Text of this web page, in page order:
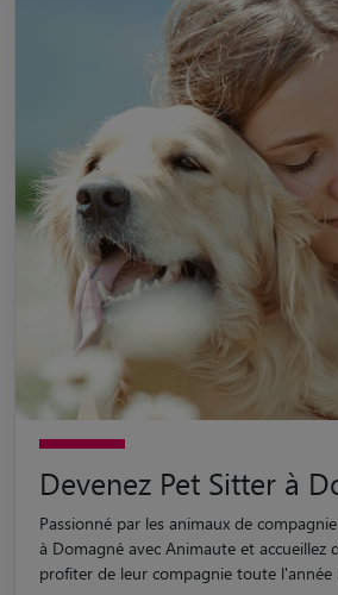
Devenez Pet Sitter à
Passionné par les animaux de
à Domagné avec Animaute et accueillez
profiter de leur compagnie toute l'année